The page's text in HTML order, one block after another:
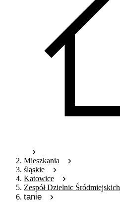
Mieszkania
śląskie
Katowice
Zespół Dzielnic Śródmiejskich
tanie